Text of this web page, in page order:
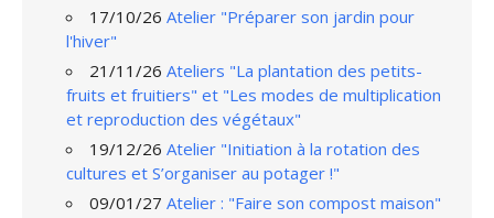
17/10/26 Atelier "Préparer son jardin pour
l'hiver"
21/11/26 Ateliers "La plantation des petits-
fruits et fruitiers" et "Les modes de multiplication
et reproduction des végétaux"
19/12/26 Atelier "Initiation à la rotation des
cultures et S’organiser au potager !"
09/01/27 Atelier : "Faire son compost maison"